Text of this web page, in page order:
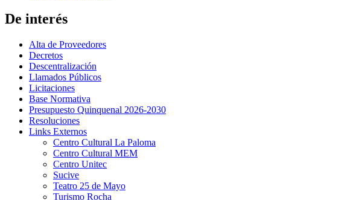
De interés
Alta de Proveedores
Decretos
Descentralización
Llamados Públicos
Licitaciones
Base Normativa
Presupuesto Quinquenal 2026-2030
Resoluciones
Links Externos
Centro Cultural La Paloma
Centro Cultural MEM
Centro Unitec
Sucive
Teatro 25 de Mayo
Turismo Rocha